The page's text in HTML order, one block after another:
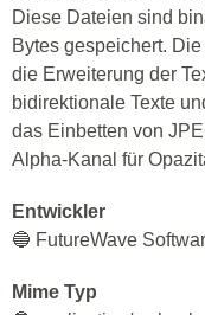
Diese Dateien sind
Bytes gespeichert.
die Erweiterung der
bidirektionale Texte
das Einbetten von
Alpha-Kanal für
Entwickler
🔵 FutureWave
Mime Typ